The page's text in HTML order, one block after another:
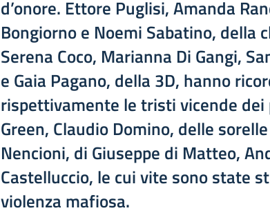
d’onore. Ettore Puglisi, Amanda
Bongiorno e Noemi Sabatino, della
Serena Coco, Marianna Di Gangi,
e Gaia Pagano, della 3D, hanno
rispettivamente le tristi vicende dei
Green, Claudio Domino, delle
Nencioni, di Giuseppe di Matteo,
Castelluccio, le cui vite sono state
violenza mafiosa.